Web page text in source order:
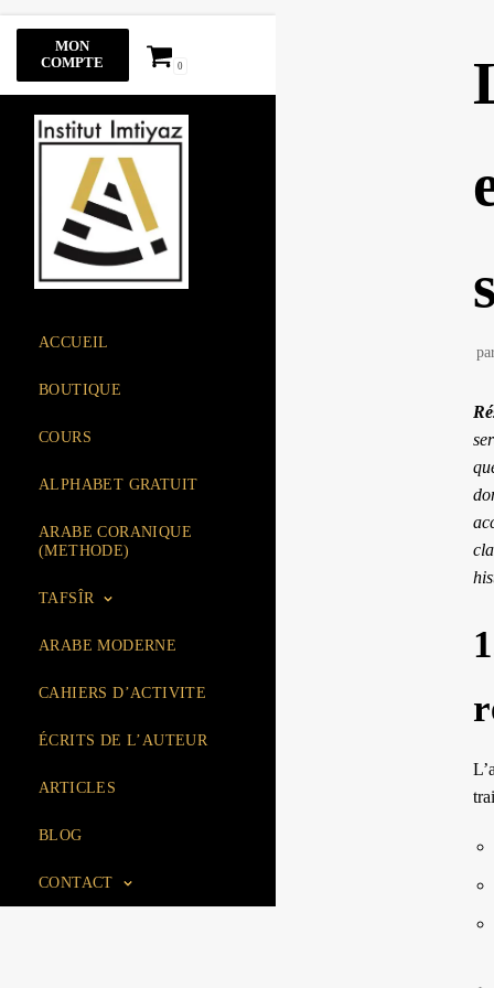
Aller
contenu
MON
COMPTE
0
ACCUEIL
BOUTIQUE
COURS
ALPHABET GRATUIT
ARABE CORANIQUE
(METHODE)
TAFSÎR
ARABE MODERNE
CAHIERS D’ACTIVITE
ÉCRITS DE L’AUTEUR
ARTICLES
BLOG
CONTACT